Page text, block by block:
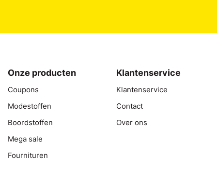
Onze producten
Coupons
Modestoffen
Boordstoffen
Mega sale
Fournituren
Klantenservice
Klantenservice
Contact
Over ons